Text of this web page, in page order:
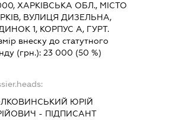
ХАРКІВСЬКА ОБЛ., МІСТО
ВУЛИЦЯ ДИЗЕЛЬНА,
1, КОРПУС А, ГУРТ.
внеску до статутного
(грн.):23 000 (50 %)
ЮРІЙ
- ПІДПИСАНТ